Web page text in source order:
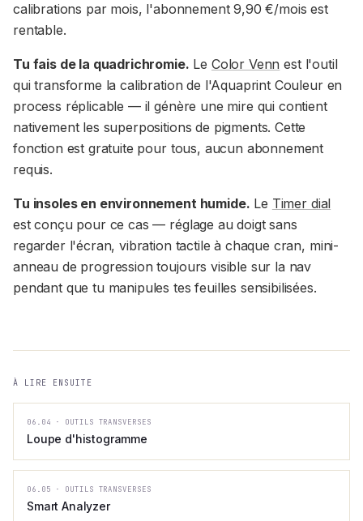
calibrations par mois, l'abonnement 9,90 €/mois est
rentable.
Tu fais de la quadrichromie. Le Color Venn est l'outil
qui transforme la calibration de l'Aquaprint Couleur en
process réplicable — il génère une mire qui contient
nativement les superpositions de pigments. Cette
fonction est gratuite pour tous, aucun abonnement
requis.
Tu insoles en environnement humide. Le Timer dial
est conçu pour ce cas — réglage au doigt sans
regarder l'écran, vibration tactile à chaque cran, mini-
anneau de progression toujours visible sur la nav
pendant que tu manipules tes feuilles sensibilisées.
À LIRE ENSUITE
06.04 · OUTILS TRANSVERSES
Loupe d'histogramme
06.05 · OUTILS TRANSVERSES
Smart Analyzer